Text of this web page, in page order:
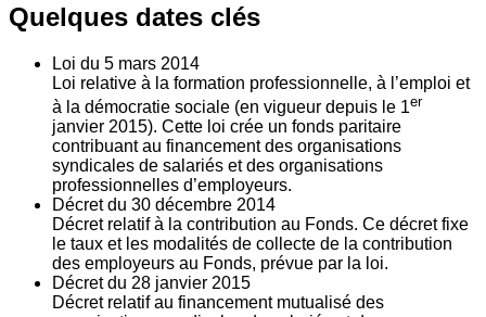
Quelques dates clés
Loi du 5 mars 2014
Loi relative à la formation professionnelle, à l’emploi et
à la démocratie sociale (en vigueur depuis le 1er
janvier 2015). Cette loi crée un fonds paritaire
contribuant au financement des organisations
syndicales de salariés et des organisations
professionnelles d’employeurs.
Décret du 30 décembre 2014
Décret relatif à la contribution au Fonds. Ce décret fixe
le taux et les modalités de collecte de la contribution
des employeurs au Fonds, prévue par la loi.
Décret du 28 janvier 2015
Décret relatif au financement mutualisé des